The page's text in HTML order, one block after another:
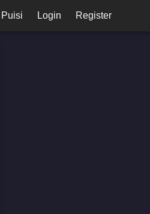
Puisi Login Register